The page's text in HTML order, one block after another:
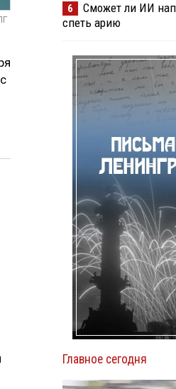
6
Сможет ли ИИ
спеть арию
Главное сегодня